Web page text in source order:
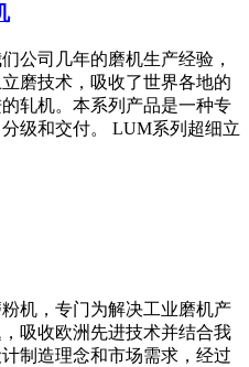
公司几年的磨机生产经验，
磨技术，吸收了世界各地的
轧机。本系列产品是一种专
级和交付。 LUM系列超细立
机，专门为解决工业磨机产
吸收欧洲先进技术并结合我
制造理念和市场需求，经过